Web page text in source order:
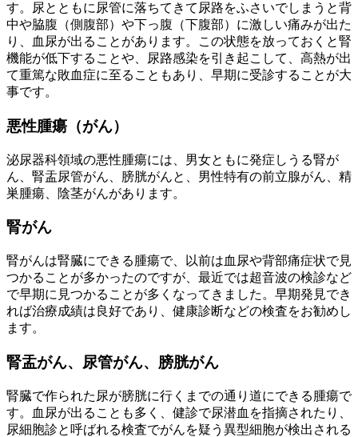
す。尿とともに尿管に落ちてきて尿路をふさいでしまうと背
中や脇腹（側腹部）や下っ腹（下腹部）に激しい痛みが出た
り、血尿が出ることがあります。この状態を放っておくと腎
機能が低下することや、尿路感染を引き起こして、高熱が出
て重篤な敗血症に至ることもあり、早期に受診することが大
事です。
悪性腫瘍（がん）
泌尿器科領域の悪性腫瘍には、男女ともに発症しうる腎が
ん、腎盂尿管がん、膀胱がんと、男性特有の前立腺がん、精
巣腫瘍、陰茎がんがあります。
腎がん
腎がんは腎臓にできる腫瘍で、以前は血尿や背部痛症状で見
つかることが多かったのですが、最近では超音波の検診など
で早期に見つかることが多くなってきました。早期発見でき
れば治療成績は良好であり、健康診断などの検査をお勧めし
ます。
腎盂がん、尿管がん、膀胱がん
腎臓で作られた尿が膀胱に行くまでの通り道にできる腫瘍で
す。血尿が出ることも多く、健診で尿潜血を指摘されたり、
尿細胞診と呼ばれる検査でがんを疑う異型細胞が検出される